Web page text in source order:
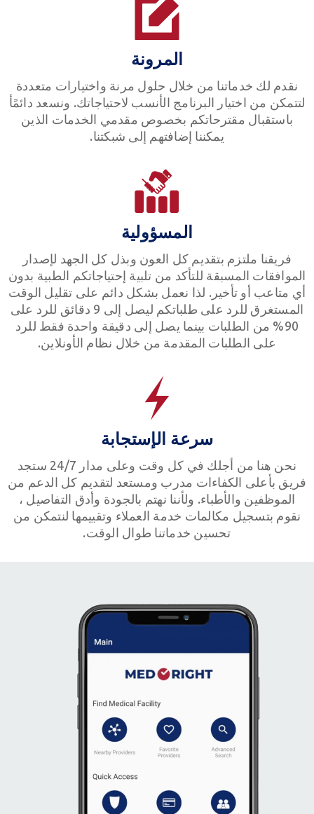
المرونة
نقدم لك خدماتنا من خلال حلول مرنة واختيارات متعددة
لتتمكن من اختيار البرنامج الأنسب لاحتياجاتك. ونسعد دائمًأ
باستقبال مقترحاتكم بخصوص مقدمي الخدمات الذين
يمكننا إضافتهم إلى شبكتنا.
المسؤولية
فريقنا ملتزم بتقديم كل العون وبذل كل الجهد لإصدار
الموافقات المسبقة للتأكد من تلبية إحتياجاتكم الطبية بدون
أي متاعب أو تأخير. لذا نعمل بشكل دائم على تقليل الوقت
المستغرق للرد على طلباتكم ليصل إلى 9 دقائق للرد على
90% من الطلبات بينما يصل إلى دقيقة واحدة فقط للرد
على الطلبات المقدمة من خلال نظام الأونلاين.
سرعة الإستجابة
نحن هنا من أجلك في كل وقت وعلى مدار 24/7 ستجد
فريق بأعلى الكفاءات مدرب ومستعد لتقديم كل الدعم من
الموظفين والأطباء. ولأننا نهتم بالجودة وأدق التفاصيل ،
نقوم بتسجيل مكالمات خدمة العملاء وتقييمها لنتمكن من
تحسين خدماتنا طوال الوقت.